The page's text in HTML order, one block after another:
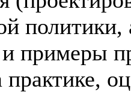
политики,
примеры